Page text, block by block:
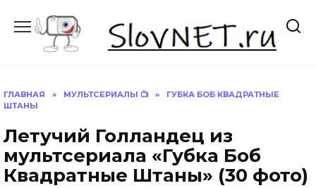
содержанию
ГЛАВНАЯ » МУЛЬТСЕРИАЛЫ 📺 »
ГУБКА БОБ КВАДРАТНЫЕ
ШТАНЫ
Летучий Голландец из
мультсериала «Губка Боб
Квадратные Штаны» (30 фото)